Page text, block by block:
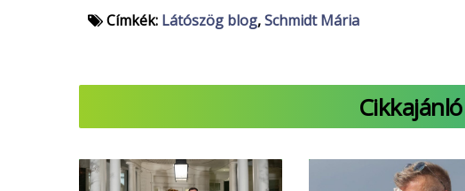
Címkék: Látószög blog,Schmidt Mária
Cikkajánló